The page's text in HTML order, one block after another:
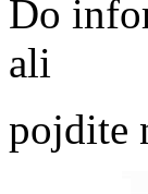
Do
ali
pojdite